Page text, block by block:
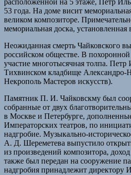
53 года. На доме висит
великом композиторе.
мемориальная доска, установленная
Неожиданная смерть Чайковского
российском обществе. В
участие многотысячная толпа.
Тихвинском кладбище Александро-
Некрополь Мастеров искусств).
Памятник П. И. Чайковскму был
собранные от двух
в Москве и Петербурге,
Императорских театров, по
надгробие. Музыкально-
А. Д. Шереметева выпустило
из произведений композитора,
также был передан на сооружение
надгробия принадлежит директору